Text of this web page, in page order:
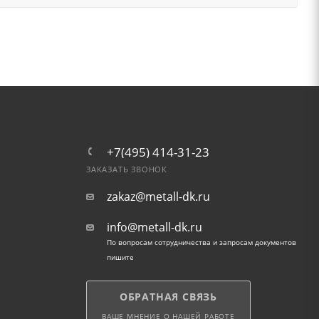
+7(495) 414-31-23
ЗАКАЗАТЬ ЗВОНОК
zakaz@metall-dk.ru
info@metall-dk.ru
По вопросам сотрудничества и запросам документов
пишите
ОБРАТНАЯ СВЯЗЬ
ВАШЕ МНЕНИЕ О НАШЕЙ РАБОТЕ